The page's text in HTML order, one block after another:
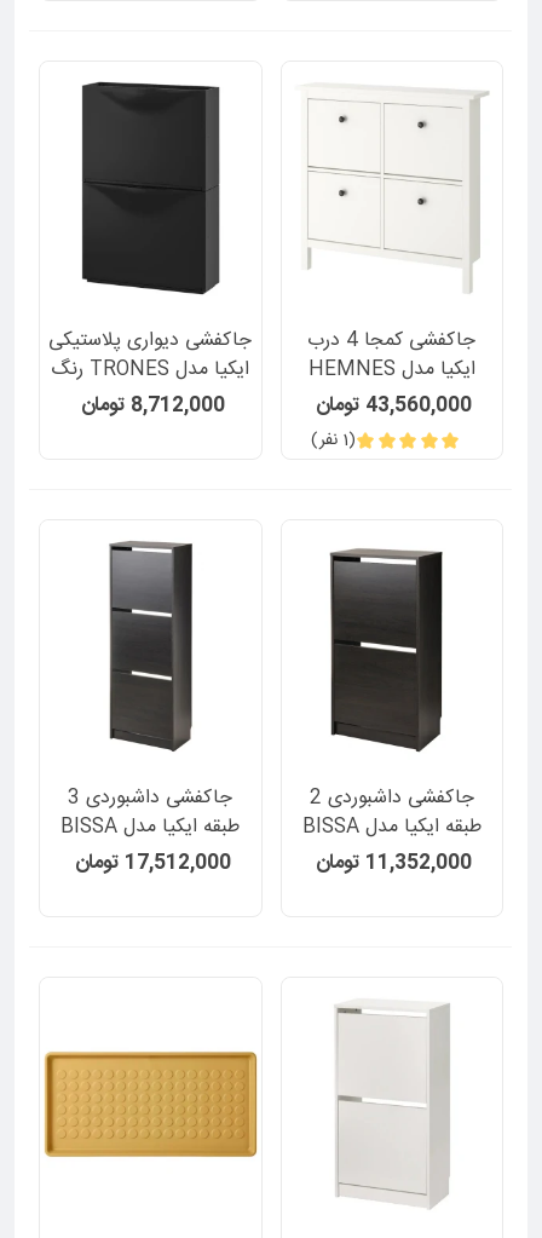
جاکفشی کمجا 4 درب
ایکیا مدل HEMNES
43,560,000 تومان
(1 نفر)
جاکفشی دیواری پلاستیکی
ایکیا مدل TRONES رنگ
مشکی
8,712,000 تومان
جاکفشی داشبوردی 2
طبقه ایکیا مدل BISSA
رنگ قهوه ای تیره
11,352,000 تومان
جاکفشی داشبوردی 3
طبقه ایکیا مدل BISSA
رنگ قهوه ای تیره
17,512,000 تومان